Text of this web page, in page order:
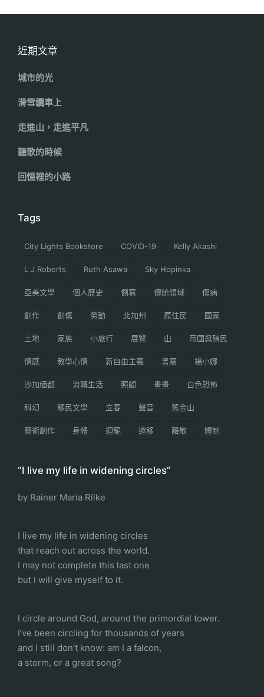
近期文章
城市的光
滑雪纜車上
走進山，走進平凡
聽歌的時候
回憶裡的小路
Tags
City Lights Bookstore COVID-19 Kelly Akashi
L J Roberts Ruth Asawa Sky Hopinka
亞美文學 個人歷史 側寫 傳統領域 傷病
創作 創傷 勞動 北加州 原住民 國家
土地 家族 小旅行 展覽 山 帝國與殖民
情感 教學心情 新自由主義 書寫 楊小娜
沙加緬都 流轉生活 照顧 畫畫 白色恐怖
科幻 移民文學 立春 聲音 舊金山
藝術創作 身體 迴龍 遷移 離散 體制
“I live my life in widening circles”
by Rainer Maria Rilke
I live my life in widening circles
that reach out across the world.
I may not complete this last one
but I will give myself to it.
I circle around God, around the primordial tower.
I’ve been circling for thousands of years
and I still don’t know: am I a falcon,
a storm, or a great song?